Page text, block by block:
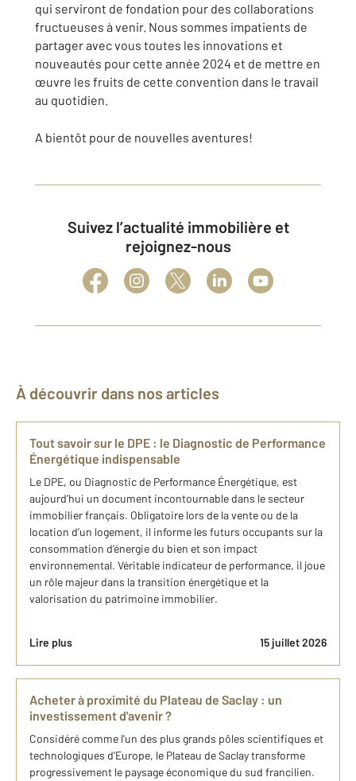
qui serviront de fondation pour des collaborations
fructueuses à venir. Nous sommes impatients de
partager avec vous toutes les innovations et
nouveautés pour cette année 2024 et de mettre en
œuvre les fruits de cette convention dans le travail
au quotidien.
A bientôt pour de nouvelles aventures!
Suivez l’actualité immobilière et
rejoignez-nous
À découvrir dans nos articles
Tout savoir sur le DPE : le Diagnostic de Performance
Énergétique indispensable
Le DPE, ou Diagnostic de Performance Énergétique, est
aujourd’hui un document incontournable dans le secteur
immobilier français. Obligatoire lors de la vente ou de la
location d’un logement, il informe les futurs occupants sur la
consommation d’énergie du bien et son impact
environnemental. Véritable indicateur de performance, il joue
un rôle majeur dans la transition énergétique et la
valorisation du patrimoine immobilier.
Lire plus 15 juillet 2026
Acheter à proximité du Plateau de Saclay : un
investissement d'avenir ?
Considéré comme l'un des plus grands pôles scientifiques et
technologiques d'Europe, le Plateau de Saclay transforme
progressivement le paysage économique du sud francilien.